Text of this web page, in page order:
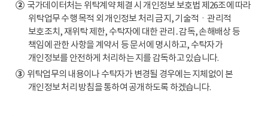
②국가데이터처는 위탁계약 체결 시 개인정보 보호법 제26조에 따라
위탁업무 수행 목적 외 개인정보 처리 금지, 기술적ㆍ관리적
보호조치, 재위탁 제한, 수탁자에 대한 관리․감독, 손해배상 등
책임에 관한 사항을 계약서 등 문서에 명시하고, 수탁자가
개인정보를 안전하게 처리하는 지를 감독하고 있습니다.
③위탁업무의 내용이나 수탁자가 변경될 경우에는 지체없이 본
개인정보 처리 방침을 통하여 공개하도록 하겠습니다.